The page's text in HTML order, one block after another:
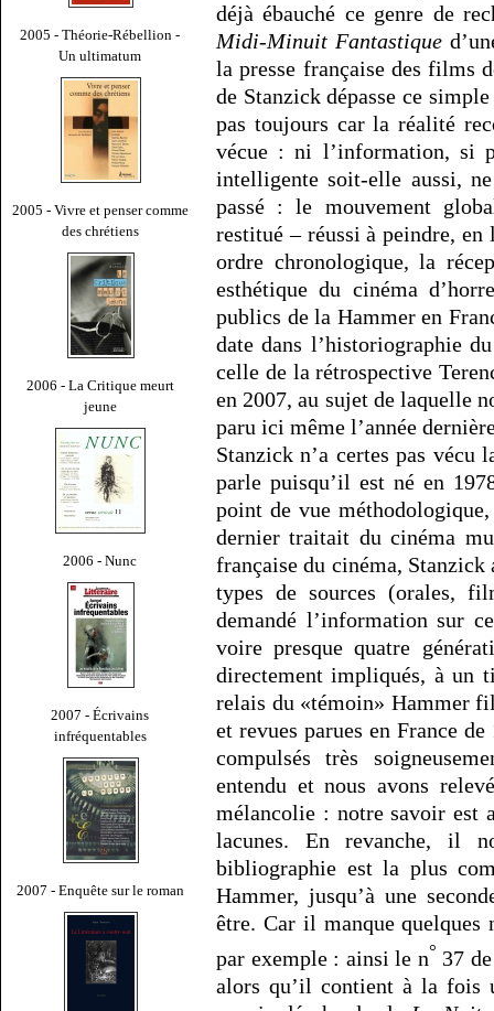
2005 - Théorie-Rébellion -
Un ultimatum
2005 - Vivre et penser comme
des chrétiens
2006 - La Critique meurt
jeune
2006 - Nunc
2007 - Écrivains
infréquentables
2007 - Enquête sur le roman
déjà ébauché ce genre de
Midi-Minuit Fantastique
la presse française des films
de Stanzick dépasse ce
pas toujours car la réalité
vécue : ni l’information, si
intelligente soit-elle aussi,
passé : le mouvement
restitué – réussi à peindre, en
ordre chronologique, la
esthétique du cinéma
publics de la Hammer en
date dans l’historiographie
celle de la rétrospective
en 2007, au sujet de laquelle
paru ici même l’année
Stanzick n’a certes pas
parle puisqu’il est né en
point de vue
dernier traitait du cinéma
française du cinéma,
types de sources (orales,
demandé l’information sur
voire presque quatre
directement impliqués, à un
relais du «témoin» Hammer
et revues parues en France
compulsés très
entendu et nous avons
mélancolie : notre savoir est
lacunes. En revanche, il
bibliographie est la plus
Hammer, jusqu’à une
être. Car il manque
par exemple : ainsi le n° 37
alors qu’il contient à la fois